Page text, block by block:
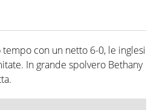
con un netto 6-0, le inglesi
In grande spolvero Bethany